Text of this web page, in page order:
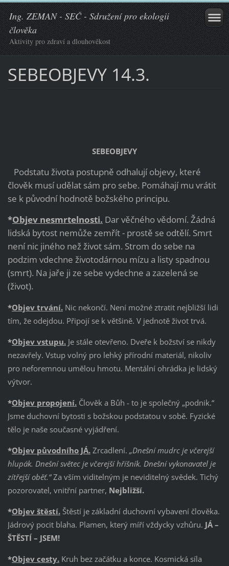
Ing. ZEMAN - SEČ - Sdružení pro ekologii
člověka
Aktivity pro zdraví a dlouhověkost
SEBEOBJEVY 14.3.
SEBEOBJEVY
Podstatu života postupně odhalují objevy, které
člověk musí udělat sám pro sebe. Pomáhají mu vrátit
se k původní hodnotě božského principu.
*Objev nesmrtelnosti. Dar věčného vědomí. Žádná
lidská bytost nemůže zemřít - prostě se odtělí. Smrt
není nic jiného než život sám. Strom do sebe na
podzim vdechne životodárnou mízu a listy spadnou
(smrt). Na jaře ji ze sebe vydechne a zazelená se
(život).
*Objev trvání.Nic nekončí. Není možné ztratit nejbližší lidi
tím, že odejdou. Připojí se k většině. V jednotě život trvá.
*Objev vstupu.Je stále otevřeno. Dveře k božství se nikdy
nezavřely. Vstup volný pro lehký přírodní materiál, nikoliv
pro neforemnou umělou hmotu. Mentální ohrádka je lidský
výtvor.
*Objev propojení.Člověk a Bůh - to je společný „podnik.“
Jsme duchovní bytosti s božskou podstatou v sobě. Fyzické
tělo je naše současné vyjádření.
*Objev původního JÁ.Zrcadlení. „Dnešní mudrc je včerejší
hlupák. Dnešní světec je včerejší hříšník. Dnešní vykonavatel je
zítřejší oběť.“Za vším viditelným je neviditelný svědek. Tichý
pozorovatel, vnitřní partner, Nejbližší.
*Objev štěstí.Štěstí je základní duchovní vybavení člověka.
Jádrový pocit blaha. Plamen, který míří vždycky vzhůru. JÁ –
ŠTĚSTÍ – JSEM!
*Objev cesty.Kruh bez začátku a konce. Kosmická síla